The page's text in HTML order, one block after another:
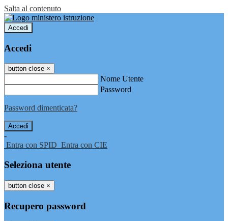
Salta al contenuto
Accedi
Accedi
button close ×
Nome Utente
Password
Password dimenticata?
-
Entra con SPID Entra con CIE
Seleziona utente
button close ×
Recupero password